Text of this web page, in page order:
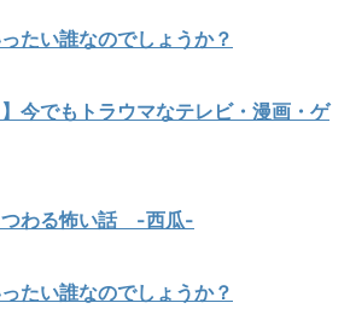
たい誰なのでしょうか？
】今でもトラウマなテレビ・漫画・ゲ
つわる怖い話 -西瓜-
たい誰なのでしょうか？